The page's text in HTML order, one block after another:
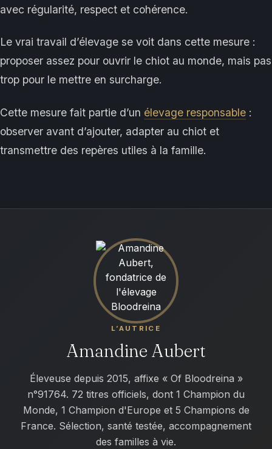
avec régularité, respect et cohérence.
Le vrai travail d’élevage se voit dans cette mesure :
proposer assez pour ouvrir le chiot au monde, mais pas
trop pour le mettre en surcharge.
Cette mesure fait partie d’un élevage responsable :
observer avant d’ajouter, adapter au chiot et
transmettre des repères utiles à la famille.
L’AUTRICE
Amandine Aubert
Éleveuse depuis 2015, affixe « Of Bloodreina »
n°91764. 72 titres officiels, dont 1 Champion du
Monde, 1 Champion d'Europe et 5 Champions de
France. Sélection, santé testée, accompagnement
des familles à vie.